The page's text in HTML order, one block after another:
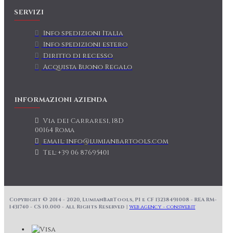
SERVIZI
Info spedizioni Italia
Info spedizioni estero
Diritto di recesso
Acquista Buono Regalo
INFORMAZIONI AZIENDA
Via dei Carraresi, 18D
00164 Roma
email: info@lumianbartools.com
Tel: +39 06 87695401
Copyright © 2014 - 2020, LumianBarTools, PI e CF 13238491008 - REA RM-
1431740 - CS 10.000 - All Rights Reserved | web agency - consweb.it